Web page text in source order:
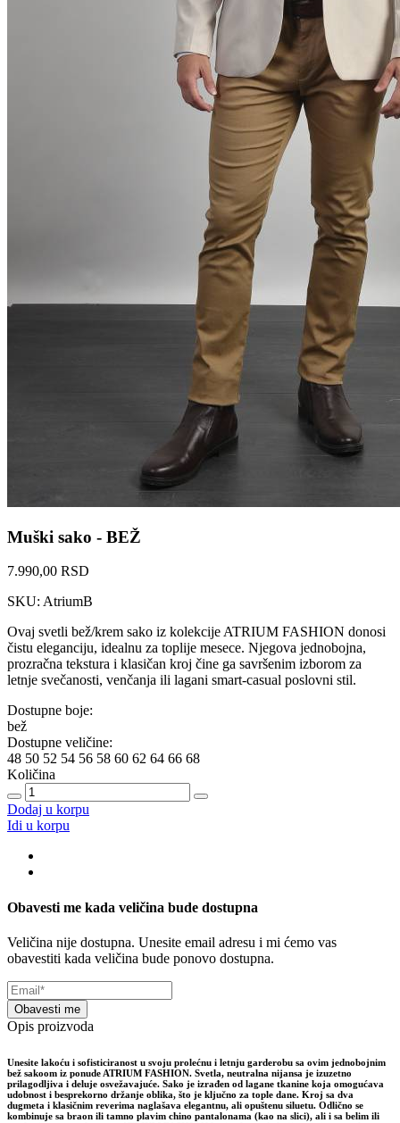
Muški sako - BEŽ
7.990,00 RSD
SKU: AtriumB
Ovaj svetli bež/krem sako iz kolekcije ATRIUM FASHION donosi
čistu eleganciju, idealnu za toplije mesece. Njegova jednobojna,
prozračna tekstura i klasičan kroj čine ga savršenim izborom za
letnje svečanosti, venčanja ili lagani smart-casual poslovni stil.
Dostupne boje:
bež
Dostupne veličine:
48 50 52 54 56 58 60 62 64 66 68
Količina
Dodaj u korpu
Idi u korpu
Obavesti me kada veličina bude dostupna
Veličina nije dostupna. Unesite email adresu i mi ćemo vas
obavestiti kada veličina bude ponovo dostupna.
Obavesti me
Opis proizvoda
Unesite lakoću i sofisticiranost u svoju prolećnu i letnju garderobu sa ovim jednobojnim
bež sakoom iz ponude ATRIUM FASHION. Svetla, neutralna nijansa je izuzetno
prilagodljiva i deluje osvežavajuće. Sako je izrađen od lagane tkanine koja omogućava
udobnost i besprekorno držanje oblika, što je ključno za tople dane. Kroj sa dva
dugmeta i klasičnim reverima naglašava elegantnu, ali opuštenu siluetu. Odlično se
kombinuje sa braon ili tamno plavim chino pantalonama (kao na slici), ali i sa belim ili